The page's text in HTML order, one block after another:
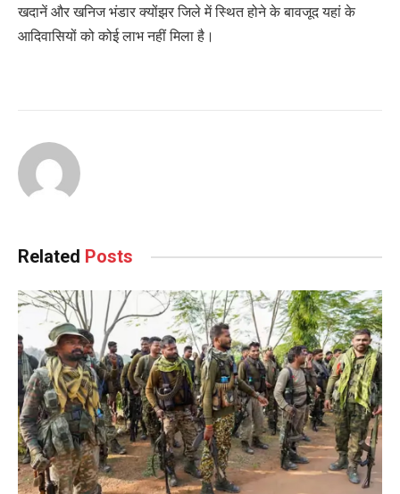
खदानें और खनिज भंडार क्योंझर जिले में स्थित होने के बावजूद यहां के
आदिवासियों को कोई लाभ नहीं मिला है।
Related Posts